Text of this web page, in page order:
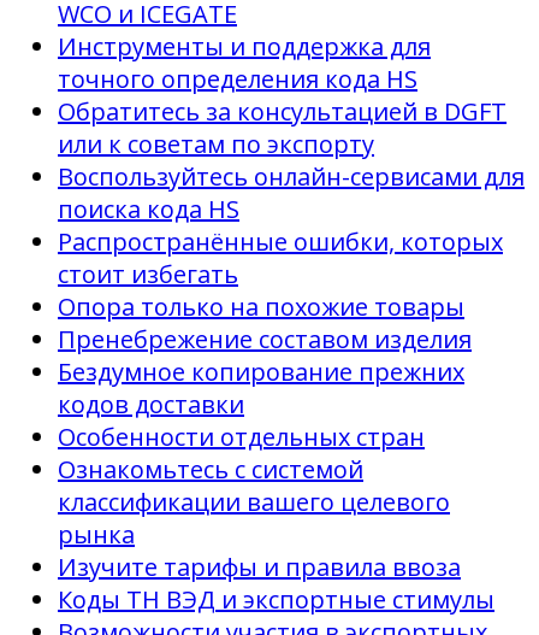
WCO и ICEGATE
Инструменты и поддержка для
точного определения кода HS
Обратитесь за консультацией в DGFT
или к советам по экспорту
Воспользуйтесь онлайн-сервисами для
поиска кода HS
Распространённые ошибки, которых
стоит избегать
Опора только на похожие товары
Пренебрежение составом изделия
Бездумное копирование прежних
кодов доставки
Особенности отдельных стран
Ознакомьтесь с системой
классификации вашего целевого
рынка
Изучите тарифы и правила ввоза
Коды ТН ВЭД и экспортные стимулы